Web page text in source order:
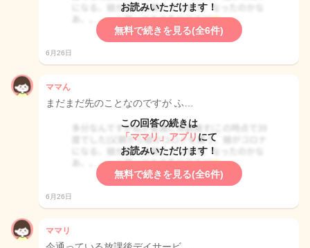
お読みいただけます！
無料で続きを見る(全6件)
6月26日
ママん
まだまだ先のことなのですが ふ…
この回答の続きは
「ママリ」アプリ にて
お読みいただけます！
無料で続きを見る(全6件)
6月26日
ママリ